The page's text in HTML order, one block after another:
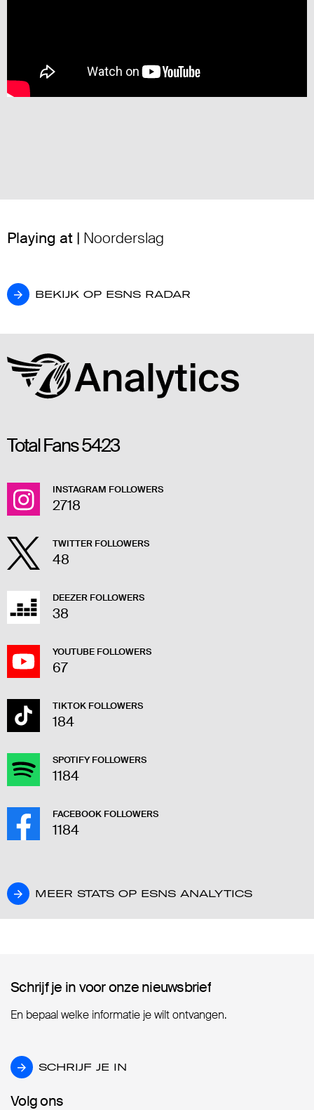
Playing at | Noorderslag
BEKIJK OP ESNS RADAR
BEKIJK OP ESNS RADAR
Total Fans5423
INSTAGRAM FOLLOWERS
2718
TWITTER FOLLOWERS
48
DEEZER FOLLOWERS
38
YOUTUBE FOLLOWERS
67
TIKTOK FOLLOWERS
184
SPOTIFY FOLLOWERS
1184
FACEBOOK FOLLOWERS
1184
MEER STATS OP ESNS ANALYTICS
MEER STATS OP ESNS ANALYTICS
Schrijf je in voor onze nieuwsbrief
Schrijf je in voor onze nieuwsbrief
En bepaal welke informatie je wilt ontvangen.
SCHRIJF JE IN
SCHRIJF JE IN
Volg ons
Volg ons